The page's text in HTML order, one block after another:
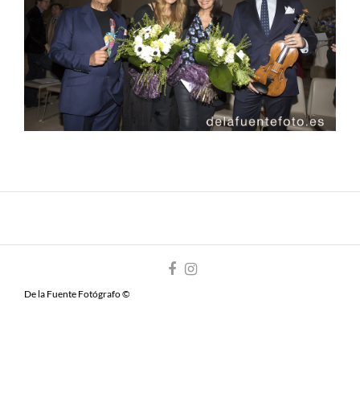
De la Fuente Fotógrafo ©